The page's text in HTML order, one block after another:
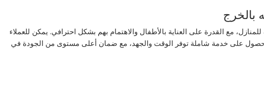
بالخرج
مع القدرة على العناية بالأطفال والاهتمام بهم بشكل احترافي. يمكن للعملاء
على خدمة شاملة توفر الوقت والجهد، مع ضمان أعلى مستوى من الجودة في